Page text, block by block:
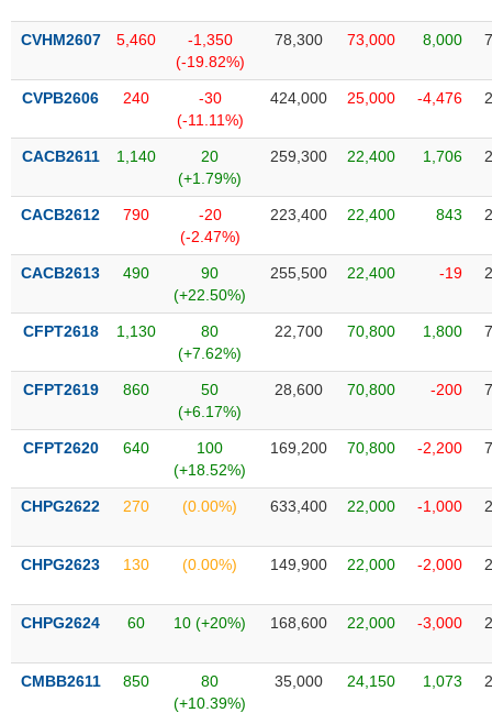
liệu
lý
thị
CVHM2607 5,460
-1,350
(-19.82%)
78,300 73,000 8,000
CVPB2606 240
-30
(-11.11%)
424,000 25,000 -4,476
CACB2611 1,140
20
(+1.79%)
259,300 22,400 1,706
CACB2612 790
-20
(-2.47%)
223,400 22,400 843
CACB2613 490
90
(+22.50%)
255,500 22,400 -19
CFPT2618 1,130
80
(+7.62%)
22,700 70,800 1,800
CFPT2619 860
50
(+6.17%)
28,600 70,800 -200
CFPT2620 640
100
(+18.52%)
169,200 70,800 -2,200
CHPG2622 270 (0.00%) 633,400 22,000 -1,000
CHPG2623 130 (0.00%) 149,900 22,000 -2,000
CHPG2624 60 10 (+20%) 168,600 22,000 -3,000
CMBB2611 850
80
(+10.39%)
35,000 24,150 1,073
TIÊU
KHÔNG
THIẾT
DÙNG
THIẾT
SÓC
KHỎE
CHÍNH